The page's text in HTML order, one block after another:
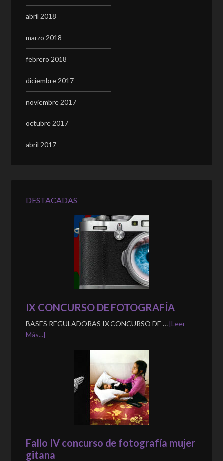
abril 2018
marzo 2018
febrero 2018
diciembre 2017
noviembre 2017
octubre 2017
abril 2017
DESTACADAS
IX CONCURSO DE FOTOGRAFÍA
BASES REGULADORAS IX CONCURSO DE …[Leer
Más...]
Fallo IV concurso de fotografía mujer
gitana